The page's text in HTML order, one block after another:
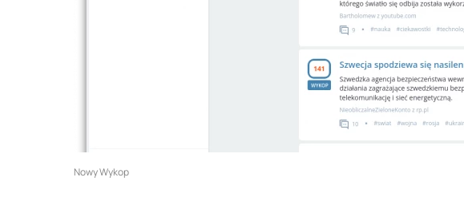
Nowy Wykop